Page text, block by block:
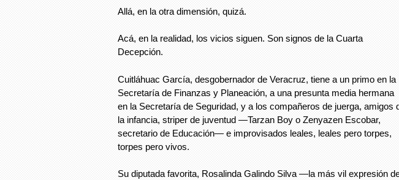
Allá, en la otra dimensión, quizá.
Acá, en la realidad, los vicios siguen. Son signos de la Cuarta
Decepción.
Cuitláhuac García, desgobernador de Veracruz, tiene a un primo en la
Secretaría de Finanzas y Planeación, a una presunta media hermana
en la Secretaría de Seguridad, y a los compañeros de juerga, amigos
la infancia, striper de juventud —Tarzan Boy o Zenyazen Escobar,
secretario de Educación— e improvisados leales, leales pero torpes,
torpes pero vivos.
Su diputada favorita, Rosalinda Galindo Silva —la más vil expresión